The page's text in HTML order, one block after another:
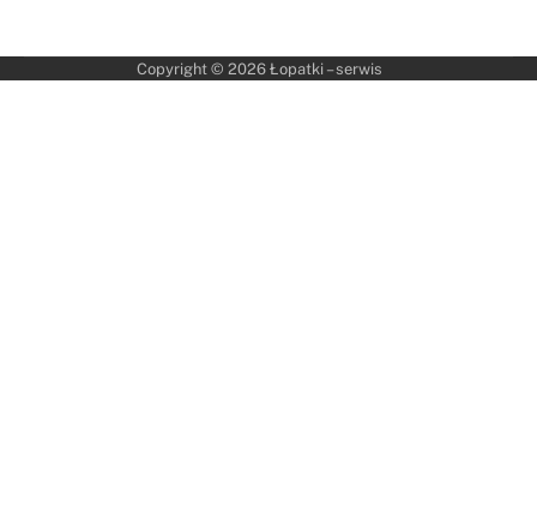
Copyright © 2026 Łopatki – serwis